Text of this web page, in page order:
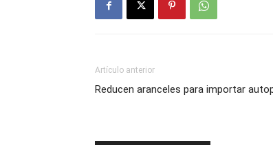
Artículo anterior
Reducen aranceles para importar